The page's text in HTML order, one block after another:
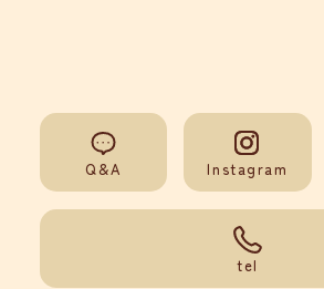
Q&A Instagram
tel